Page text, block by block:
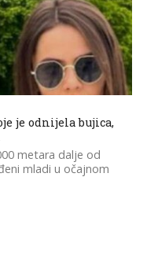
je odnijela bujica,
metara dalje od
mladi u očajnom